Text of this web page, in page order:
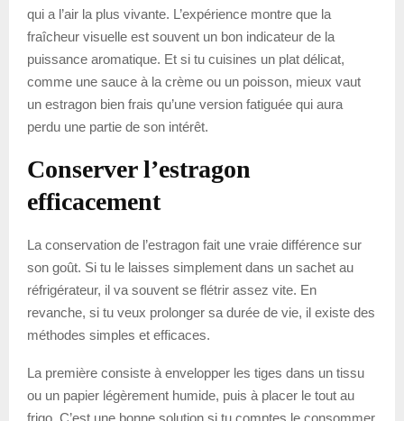
qui a l’air la plus vivante. L’expérience montre que la
fraîcheur visuelle est souvent un bon indicateur de la
puissance aromatique. Et si tu cuisines un plat délicat,
comme une sauce à la crème ou un poisson, mieux vaut
un estragon bien frais qu’une version fatiguée qui aura
perdu une partie de son intérêt.
Conserver l’estragon
efficacement
La conservation de l’estragon fait une vraie différence sur
son goût. Si tu le laisses simplement dans un sachet au
réfrigérateur, il va souvent se flétrir assez vite. En
revanche, si tu veux prolonger sa durée de vie, il existe des
méthodes simples et efficaces.
La première consiste à envelopper les tiges dans un tissu
ou un papier légèrement humide, puis à placer le tout au
frigo. C’est une bonne solution si tu comptes le consommer